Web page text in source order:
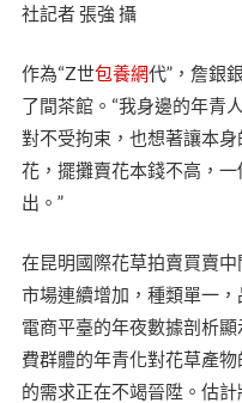
社記者 張強 攝
作為“Z世包養網代”，詹銀
了間茶館。“我身邊的年青
對不受拘束，也想著讓本
花，擺攤賣花本錢不高，
出。”
在昆明國際花草拍賣買賣
市場連續增加，種類單一
電商平臺的年夜數據剖析
費群體的年青化對花草產
的需求正在不竭晉陞。估